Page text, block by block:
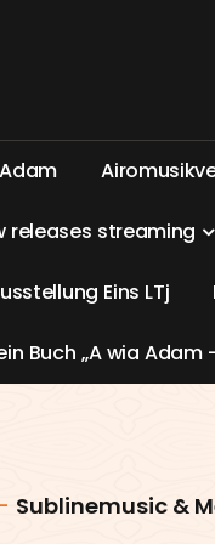
Adam Airomusikv
releases streaming
usstellung Eins LTj
in Buch „Awia Adam
- Sublinemusic &